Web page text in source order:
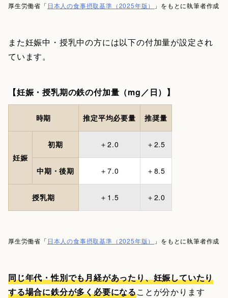
厚生労働省「 日本人の食事摂取基準（2025年版） 」をもとに執筆者作成
また妊娠中・授乳中の方には以下の付加量が設定され
ています。
【妊娠・授乳期の鉄の付加量（mg／日）】
時期 推定平均必要量 推奨量
妊娠
初期 ＋2.0 ＋2.5
中期・後期 ＋7.0 ＋8.5
授乳期 ＋1.5 ＋2.0
厚生労働省「 日本人の食事摂取基準（2025年版） 」をもとに執筆者作成
同じ年代・性別でも月経があったり、妊娠していたり
する場合に鉄分が多く必要になることが分かります